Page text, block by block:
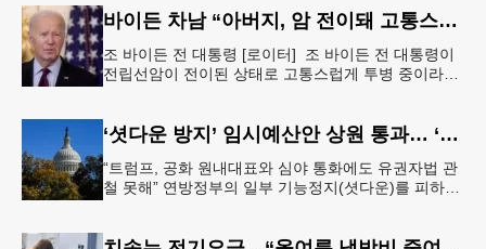
바이든 차남 “아버지, 암 전이돼 고통스럽게 투병 중”
조 바이든 전 대통령 [로이터] 조 바이든 전 대통령이
전립선암이 전이된 상태로 고통스럽게 투병 중이라고
‘셧다운 방지’ 임시예산안 상원 통과… ‘유권자 ID법’은 좌절
“트럼프, 공화 원내대표와 심야 통화에도 유권자법 관
철 못해” 연방정부의 일부 기능정지(셧다운)를 피하기